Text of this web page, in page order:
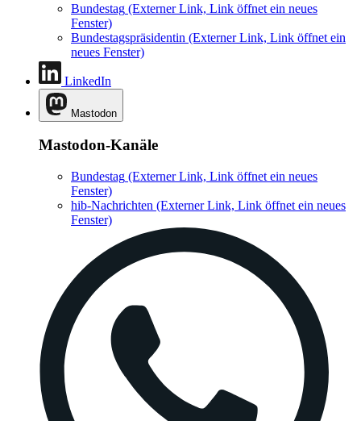
Bundestag (Externer Link, Link öffnet ein neues
Fenster)
Bundestagspräsidentin (Externer Link, Link öffnet ein
neues Fenster)
LinkedIn
Mastodon
Mastodon-Kanäle
Bundestag (Externer Link, Link öffnet ein neues
Fenster)
hib-Nachrichten (Externer Link, Link öffnet ein neues
Fenster)